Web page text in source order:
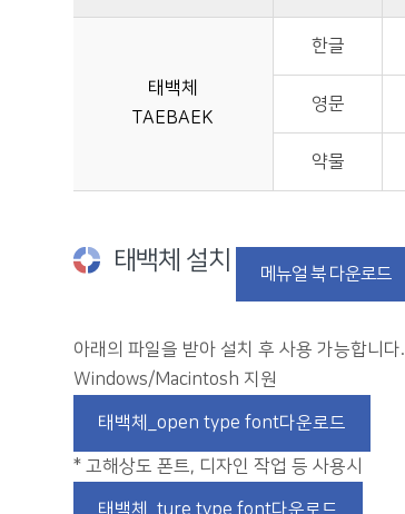
태백체
TAEBAEK
한글
영문
약물
태백체 설치 메뉴얼 북 다운로드
아래의 파일을 받아 설치 후 사용 가능합니다.
Windows/Macintosh 지원
태백체_open type font다운로드
* 고해상도 폰트, 디자인 작업 등 사용시
태백체_ture type font다운로드